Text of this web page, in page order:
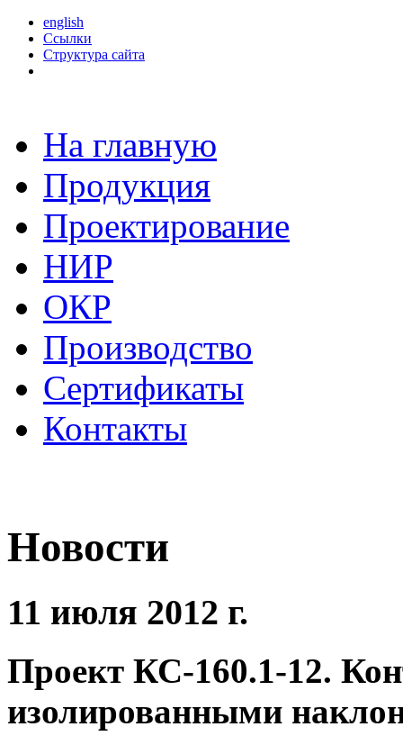
english
Ссылки
Структура сайта
На главную
Продукция
Проектирование
НИР
ОКР
Производство
Сертификаты
Контакты
Новости
11 июля 2012 г.
Проект КС-160.1-12.
изолированными